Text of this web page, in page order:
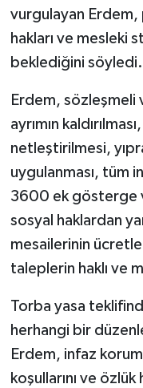
vurgulayan
hakları ve mesleki
beklediğini söyledi.
Erdem, sözleşmeli
ayrımın
netleştirilmesi,
uygulanması, tüm
3600 ek gösterge
sosyal haklardan
mesailerinin
taleplerin haklı ve
Torba yasa
herhangi bir
Erdem, infaz
koşullarını ve özlük